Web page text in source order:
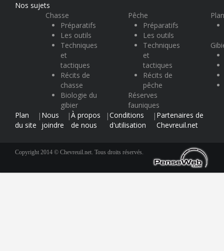
Nos sujets
Chasse
Préparatifs
Les outils
Techniques
et
tactiques
Récits de
chasse
Biologie du
gibier
Pêche
Préparatifs
Les outils
Techniques
et
tactiques
Récits de
pêche
Réserves
fauniques
Plan
du site
| Nous
joindre
|À propos
de nous
|Conditions
d'utilisation
| Partenaires de
Chevreuil.net
Copyright 2014 © Chevreuil.net. Tous droits réservés.